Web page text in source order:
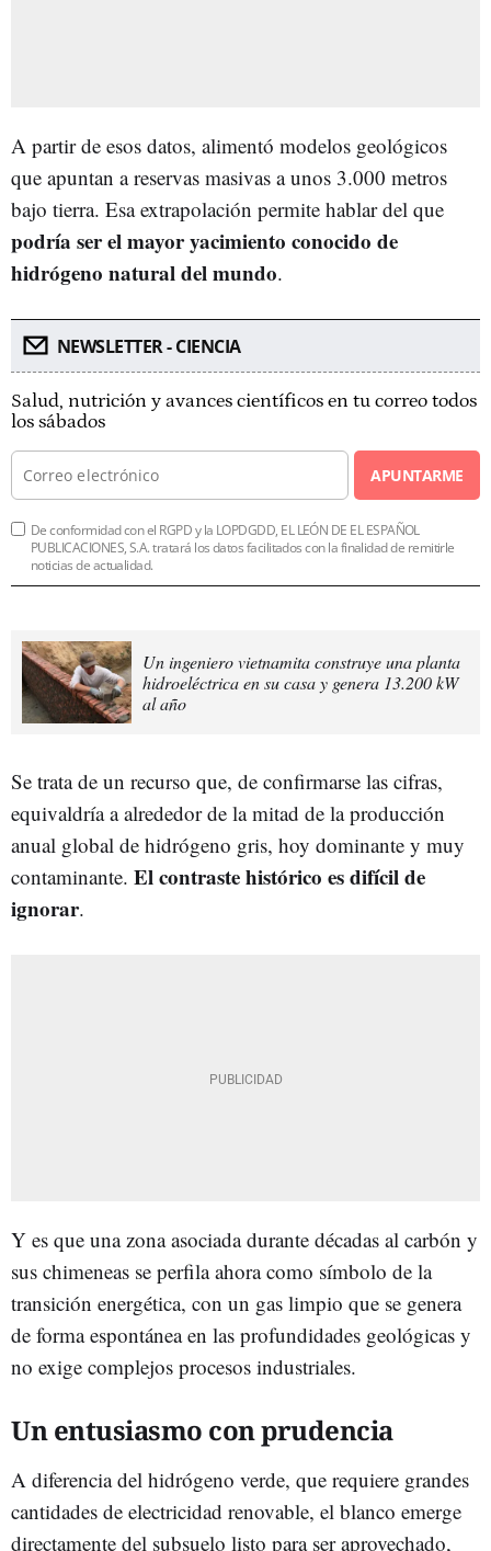
A partir de esos datos, alimentó modelos geológicos
que apuntan a reservas masivas a unos 3.000 metros
bajo tierra. Esa extrapolación permite hablar del que
podría ser el mayor yacimiento conocido de
hidrógeno natural del mundo.
NEWSLETTER - CIENCIA
Salud, nutrición y avances científicos en tu correo todos
los sábados
APUNTARME
De conformidad con el RGPD y la LOPDGDD, EL LEÓN DE EL ESPAÑOL
PUBLICACIONES, S.A. tratará los datos facilitados con la finalidad de remitirle
noticias de actualidad.
Un ingeniero vietnamita construye una planta
hidroeléctrica en su casa y genera 13.200 kW
al año
Se trata de un recurso que, de confirmarse las cifras,
equivaldría a alrededor de la mitad de la producción
anual global de hidrógeno gris, hoy dominante y muy
contaminante. El contraste histórico es difícil de
ignorar.
Y es que una zona asociada durante décadas al carbón y
sus chimeneas se perfila ahora como símbolo de la
transición energética, con un gas limpio que se genera
de forma espontánea en las profundidades geológicas y
no exige complejos procesos industriales.
Un entusiasmo con prudencia
A diferencia del hidrógeno verde, que requiere grandes
cantidades de electricidad renovable, el blanco emerge
directamente del subsuelo listo para ser aprovechado,